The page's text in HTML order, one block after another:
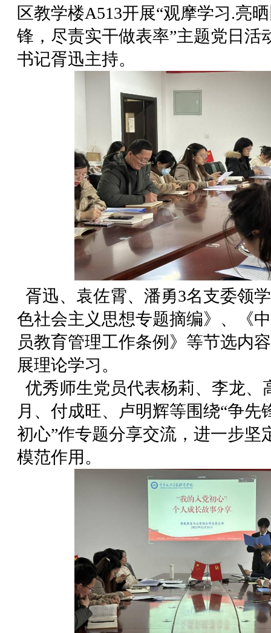
区教学楼A513开展“观摩学习.亮
锋，尽责实干做表率”主题党日活
书记胥迅主持。
胥迅、袁佐霄、潘勇3名支委领
色社会主义思想专题摘编》、《
员教育管理工作条例》等节选内
展理论学习。
优秀师生党员代表杨莉、李龙、
月、付成旺、卢明辉等围绕“争先
初心”作专题分享交流，进一步坚
模范作用。